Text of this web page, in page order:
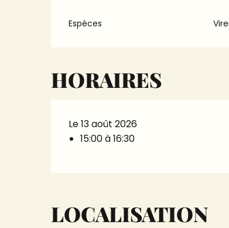
Espèces
HORAIRES
Le 13 août 2026
15:00 à 16:30
LOCALISATION